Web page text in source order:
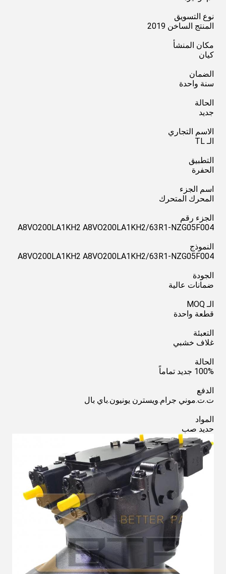
نوع التسويق
المنتج الساخن 2019
مكان المنشأ
كيان
الضمان
سنة واحدة
الحالة
جديد
الاسم التجاري
الـ TL
التطبيق
الحفرة
اسم الجزء
المحرك المتحرك
الجزء رقم
A8VO200LA1KH2 A8VO200LA1KH2/63R1-NZG05F004
النموذج
A8VO200LA1KH2 A8VO200LA1KH2/63R1-NZG05F004
الجودة
ضمانات عالية
الـ MOQ
قطعة واحدة
التعبئة
غلاف خشبي
الحالة
100% جديد تماماً
الدفع
ت.ت.موني جرام.ويسترن يونيون.باي بال
المواد
حديد صب